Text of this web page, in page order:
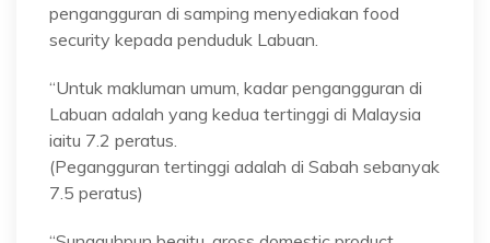
pengangguran di samping menyediakan food
security kepada penduduk Labuan.
“Untuk makluman umum, kadar pengangguran di
Labuan adalah yang kedua tertinggi di Malaysia
iaitu 7.2 peratus.
(Pegangguran tertinggi adalah di Sabah sebanyak
7.5 peratus)